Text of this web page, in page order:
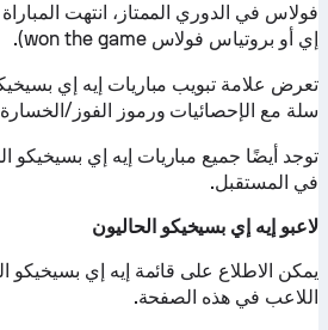
إي أو بروتياس فولاس won the game).
سلة مع الإحصائيات ورموز الفوز/
توجد أيضًا جميع مباريات إيه إي بسيخيكو
في المستقبل.
لاعبو إيه إي بسيخيكو الحاليون
يمكن الاطلاع على قائمة إيه إي بسيخيكو
اللاعب في هذه الصفحة.